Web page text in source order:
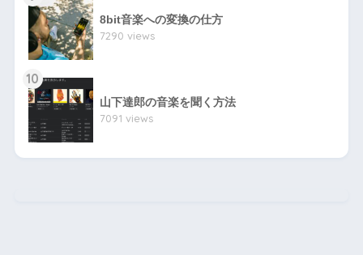
8bit音楽への変換の仕方
7290 views
10
山下達郎の音楽を聞く方法
7091 views